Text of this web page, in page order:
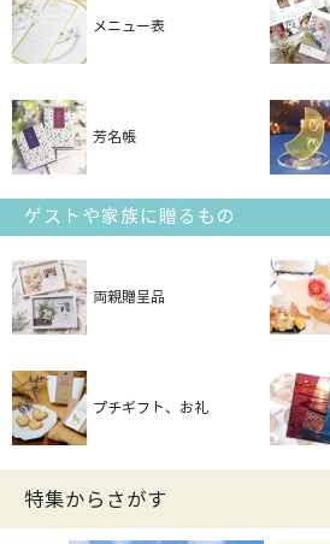
メニュー表
芳名帳
ゲストや家族に贈るもの
両親贈呈品
プチギフト、お礼
特集からさがす